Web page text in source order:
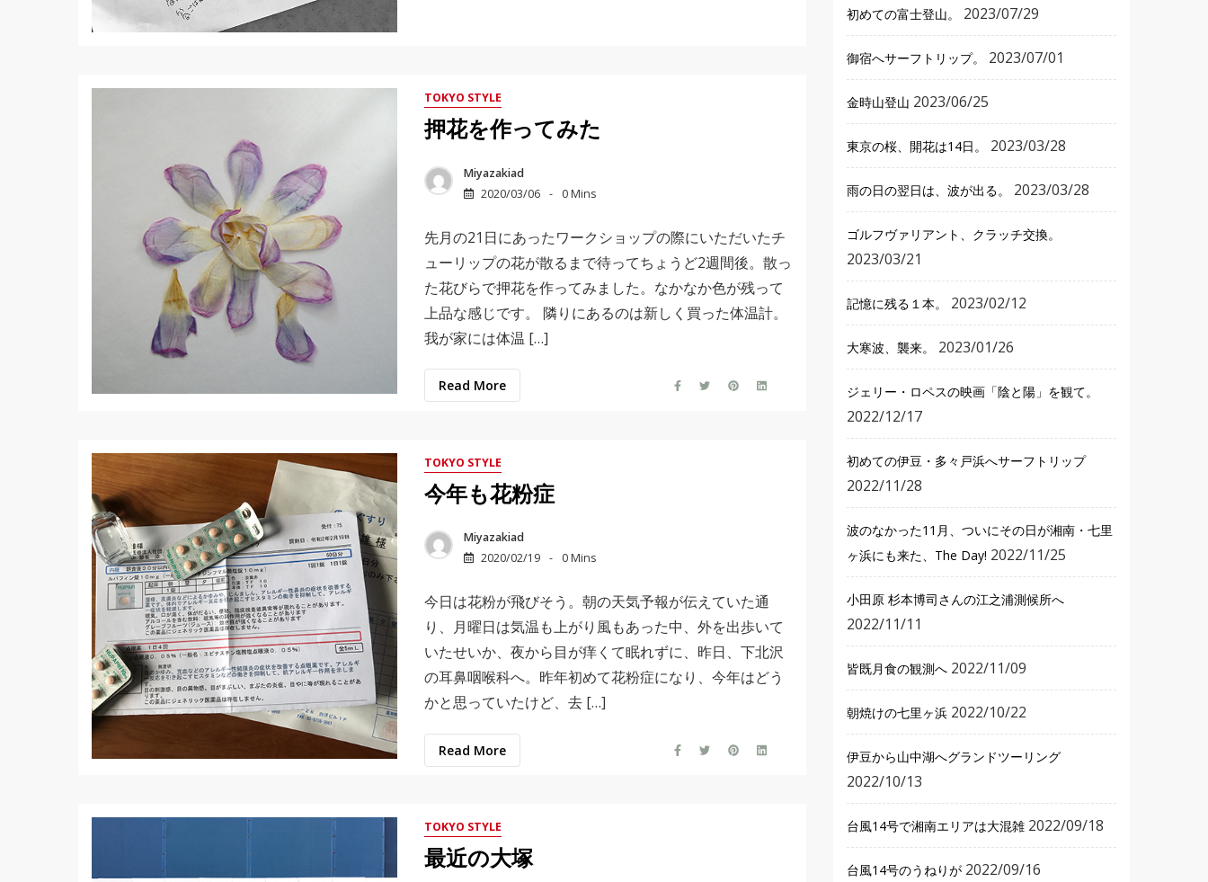
TOKYO STYLE
押花を作ってみた
Miyazakiad
2020/03/06
0 Mins
先月の21日にあったワークショップの際にいただいたチ
ューリップの花が散るまで待ってちょうど2週間後。散っ
た花びらで押花を作ってみました。なかなか色が残って
上品な感じです。 隣りにあるのは新しく買った体温計。
我が家には体温 […]
Read More
TOKYO STYLE
今年も花粉症
Miyazakiad
2020/02/19
0 Mins
今日は花粉が飛びそう。朝の天気予報が伝えていた通
り、月曜日は気温も上がり風もあった中、外を出歩いて
いたせいか、夜から目が痒くて眠れずに、昨日、下北沢
の耳鼻咽喉科へ。昨年初めて花粉症になり、今年はどう
かと思っていたけど、去 […]
Read More
TOKYO STYLE
最近の大塚
初めての富士登山。 2023/07/29
御宿へサーフトリップ。 2023/07/01
金時山登山 2023/06/25
東京の桜、開花は14日。 2023/03/28
雨の日の翌日は、波が出る。 2023/03/28
ゴルフヴァリアント、クラッチ交換。
2023/03/21
記憶に残る１本。 2023/02/12
大寒波、襲来。 2023/01/26
ジェリー・ロペスの映画「陰と陽」を観て。
2022/12/17
初めての伊豆・多々戸浜へサーフトリップ
2022/11/28
波のなかった11月、ついにその日が湘南・七里
ヶ浜にも来た、The Day! 2022/11/25
小田原 杉本博司さんの江之浦測候所へ
2022/11/11
皆既月食の観測へ 2022/11/09
朝焼けの七里ヶ浜 2022/10/22
伊豆から山中湖へグランドツーリング
2022/10/13
台風14号で湘南エリアは大混雑 2022/09/18
台風14号のうねりが 2022/09/16